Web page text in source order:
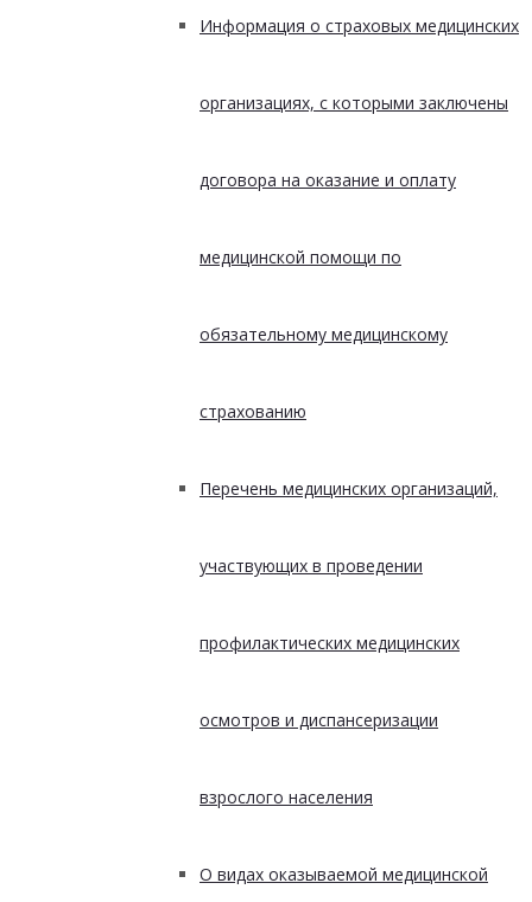
Информация о страховых медицинских
организациях, с которыми заключены
договора на оказание и оплату
медицинской помощи по
обязательному медицинскому
страхованию
Перечень медицинских организаций,
участвующих в проведении
профилактических медицинских
осмотров и диспансеризации
взрослого населения
О видах оказываемой медицинской